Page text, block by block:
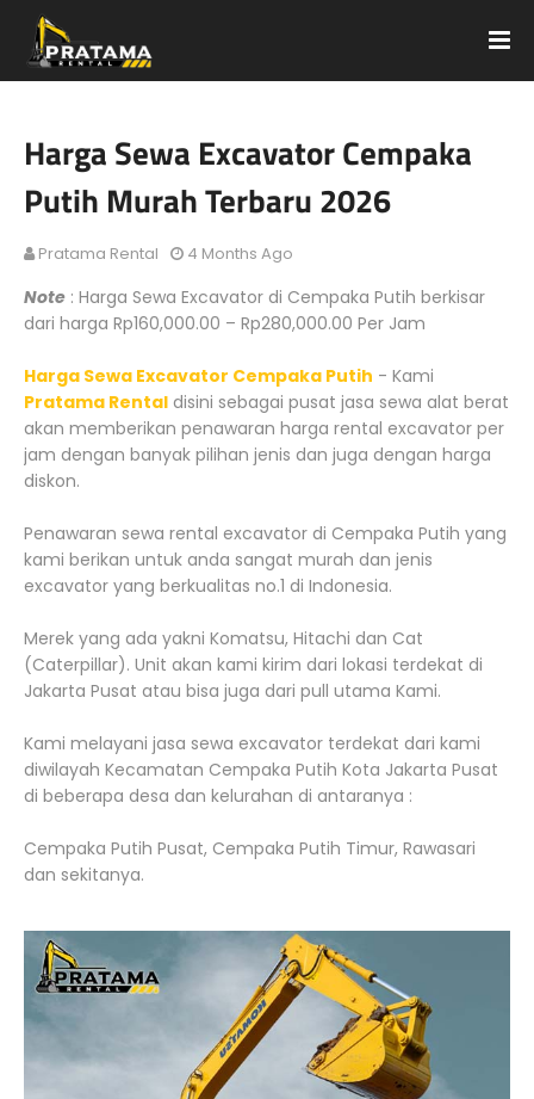
Harga Sewa Excavator Cempaka
Putih Murah Terbaru 2026
Pratama Rental 4 Months Ago
Note : Harga Sewa Excavator di Cempaka Putih berkisar
dari harga Rp160,000.00 – Rp280,000.00 Per Jam
Harga Sewa Excavator Cempaka Putih - Kami
Pratama Rental disini sebagai pusat jasa sewa alat berat
akan memberikan penawaran harga rental excavator per
jam dengan banyak pilihan jenis dan juga dengan harga
diskon.
Penawaran sewa rental excavator di Cempaka Putih yang
kami berikan untuk anda sangat murah dan jenis
excavator yang berkualitas no.1 di Indonesia.
Merek yang ada yakni Komatsu, Hitachi dan Cat
(Caterpillar). Unit akan kami kirim dari lokasi terdekat di
Jakarta Pusat atau bisa juga dari pull utama Kami.
Kami melayani jasa sewa excavator terdekat dari kami
diwilayah Kecamatan Cempaka Putih Kota Jakarta Pusat
di beberapa desa dan kelurahan di antaranya :
Cempaka Putih Pusat, Cempaka Putih Timur, Rawasari
dan sekitanya.